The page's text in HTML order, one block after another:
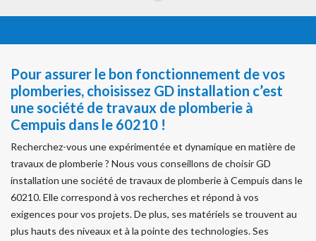
Pour assurer le bon fonctionnement de vos
plomberies, choisissez GD installation c’est
une société de travaux de plomberie à
Cempuis dans le 60210 !
Recherchez-vous une expérimentée et dynamique en matière de
travaux de plomberie ? Nous vous conseillons de choisir GD
installation une société de travaux de plomberie à Cempuis dans le
60210. Elle correspond à vos recherches et répond à vos
exigences pour vos projets. De plus, ses matériels se trouvent au
plus hauts des niveaux et à la pointe des technologies. Ses